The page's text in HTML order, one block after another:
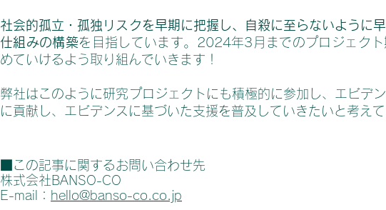
社会的孤立・孤独リスクを早期に把握し、自殺に至らないように
仕組みの構築を目指しています。2024年3月までのプロジェク
めていけるよう取り組んでいきます！
弊社はこのように研究プロジェクトにも積極的に参加し、エビデ
に貢献し、エビデンスに基づいた支援を普及していきたいと考えて
■この記事に関するお問い合わせ先
株式会社BANSO-CO
E-mail： hello@banso-co.co.jp